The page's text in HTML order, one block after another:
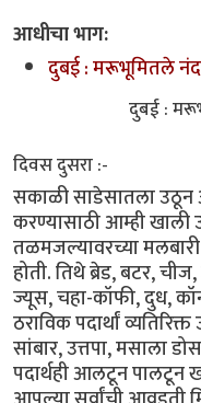
आधीचा भाग:
दुबई : मरूभूमितले
दुबई :
दिवस दुसरा :-
सकाळी साडेसातला उठून
करण्यासाठी आम्ही खाली
तळमजल्यावरच्या
होती. तिथे ब्रेड, बटर,
ज्यूस, चहा-कॉफी, दुध,
ठराविक पदार्थां
सांबार, उत्तपा, मसाला
पदार्थही आलटून पालटून